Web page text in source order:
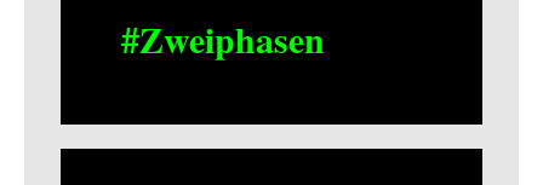
#Zweiphasen